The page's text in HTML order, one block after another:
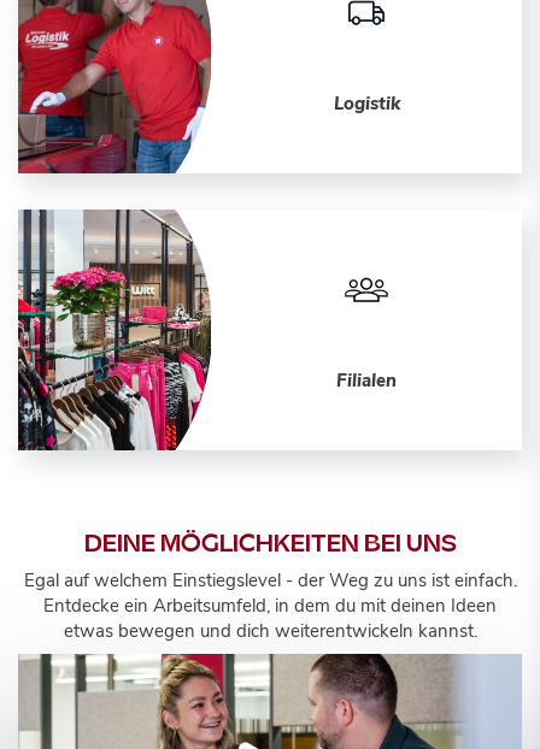
Logistik
Filialen
DEINE MÖGLICHKEITEN BEI UNS
Egal auf welchem Einstiegslevel - der Weg zu uns ist einfach.
Entdecke ein Arbeitsumfeld, in dem du mit deinen Ideen
etwas bewegen und dich weiterentwickeln kannst.